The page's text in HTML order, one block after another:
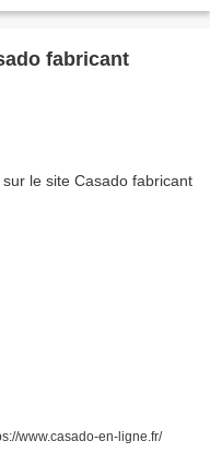
fabricant
www.casado-en-ligne.fr/